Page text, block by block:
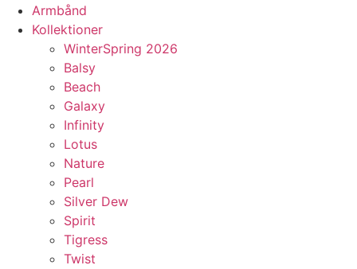
Armbånd
Kollektioner
WinterSpring 2026
Balsy
Beach
Galaxy
Infinity
Lotus
Nature
Pearl
Silver Dew
Spirit
Tigress
Twist